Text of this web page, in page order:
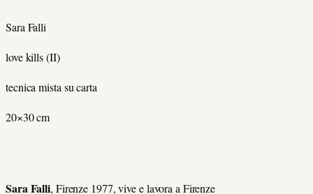
Sara Falli
love kills (II)
tecnica mista su carta
20×30cm
Sara Falli, Firenze 1977, vive e lavora a Firenze